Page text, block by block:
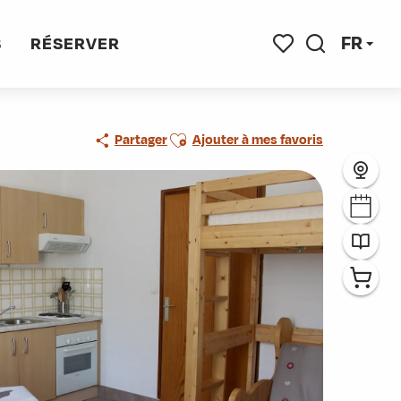
FR
RÉSERVER
PartagerAjouter aux favoris
Ajouter à mes favoris